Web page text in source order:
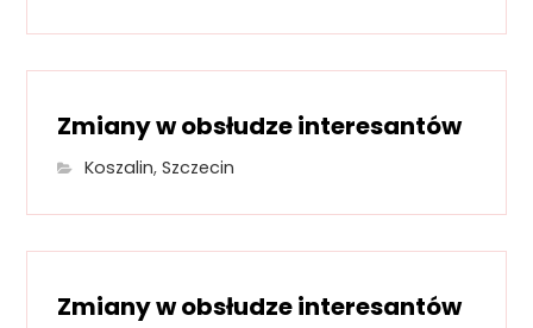
Zmiany w obsłudze interesantów
Koszalin,Szczecin
Zmiany w obsłudze interesantów